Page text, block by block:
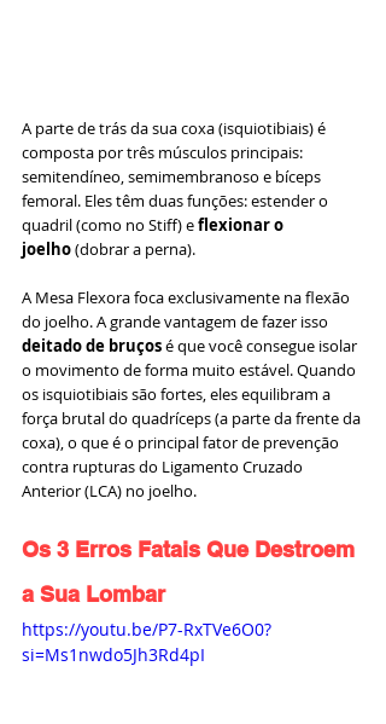
A parte de trás da sua coxa (isquiotibiais) é
composta por três músculos principais:
semitendíneo, semimembranoso e bíceps
femoral. Eles têm duas funções: estender o
quadril (como no Stiff) e flexionar o
joelho (dobrar a perna).
A Mesa Flexora foca exclusivamente na flexão
do joelho. A grande vantagem de fazer isso
deitado de bruços é que você consegue isolar
o movimento de forma muito estável. Quando
os isquiotibiais são fortes, eles equilibram a
força brutal do quadríceps (a parte da frente da
coxa), o que é o principal fator de prevenção
contra rupturas do Ligamento Cruzado
Anterior (LCA) no joelho.
Os 3 Erros Fatais Que Destroem
a Sua Lombar
https://youtu.be/P7-RxTVe6O0?
si=Ms1nwdo5Jh3Rd4pI